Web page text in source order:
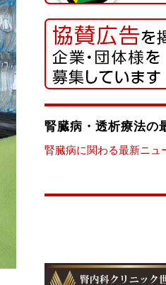
腎臓病・透析療法の
腎臓病に関わる最新ニュ